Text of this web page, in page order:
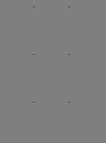
- -
- -
- -